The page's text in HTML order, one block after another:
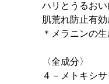
ハリとうるお
肌荒れ防止有
＊メラニンの
〈全成分〉
４－メトキシ